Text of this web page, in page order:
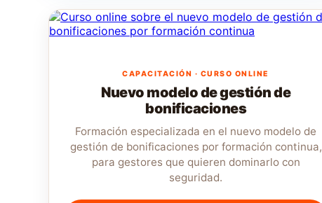
CAPACITACIÓN · CURSO ONLINE
Nuevo modelo de gestión de
bonificaciones
Formación especializada en el nuevo modelo de
gestión de bonificaciones por formación continua,
para gestores que quieren dominarlo con
seguridad.